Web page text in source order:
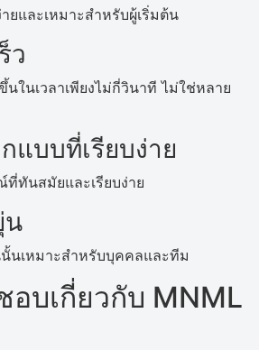
ยและเหมาะสำหรับผู้เริ่มต้น
ว
ในเวลาเพียงไม่กี่วินาที ไม่ใช่หลาย
แบบที่เรียบง่าย
ทันสมัยและเรียบง่าย
น
นเหมาะสำหรับบุคคลและทีม
อบเกี่ยวกับ MNML